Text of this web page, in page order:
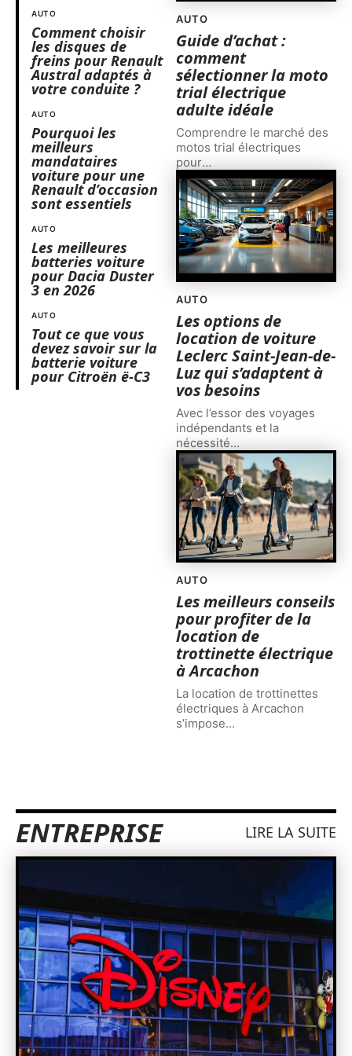
AUTO
Comment choisir
les disques de
freins pour Renault
Austral adaptés à
votre conduite ?
AUTO
Pourquoi les
meilleurs
mandataires
voiture pour une
Renault d’occasion
sont essentiels
AUTO
Les meilleures
batteries voiture
pour Dacia Duster
3 en 2026
AUTO
Tout ce que vous
devez savoir sur la
batterie voiture
pour Citroën ë-C3
AUTO
Guide d’achat :
comment
sélectionner la moto
trial électrique
adulte idéale
Comprendre le marché des
motos trial électriques
pour…
AUTO
Les options de
location de voiture
Leclerc Saint-Jean-de-
Luz qui s’adaptent à
vos besoins
Avec l’essor des voyages
indépendants et la
nécessité…
AUTO
Les meilleurs conseils
pour profiter de la
location de
trottinette électrique
à Arcachon
La location de trottinettes
électriques à Arcachon
s’impose…
ENTREPRISE LIRE LA SUITE